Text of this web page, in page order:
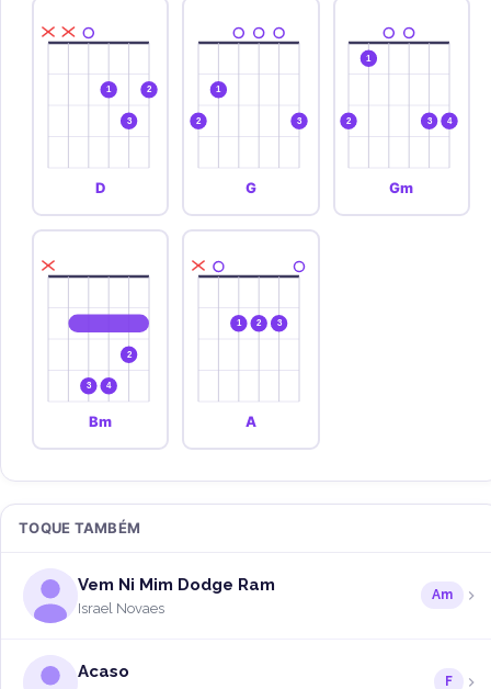
1
3
2
D
2
1
3
G
2
1
3 4
Gm
3 4
2
Bm
1 2 3
A
TOQUE TAMBÉM
Vem Ni Mim Dodge Ram
Israel Novaes
Am
Acaso
F